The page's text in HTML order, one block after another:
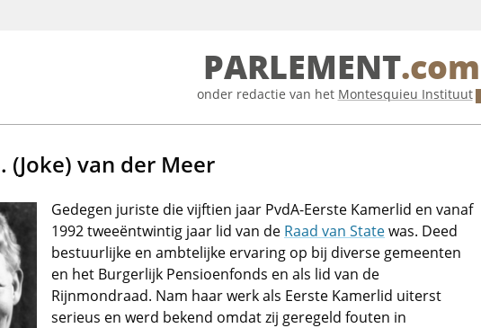
PARLEMENT.com
onder redactie van het Montesquieu Instituut
(Joke) van der Meer
Gedegen juriste die vijftien jaar PvdA-Eerste Kamerlid en vanaf
1992 tweeëntwintig jaar lid van de Raad van Statewas. Deed
bestuurlijke en ambtelijke ervaring op bij diverse gemeenten
en het Burgerlijk Pensioenfonds en als lid van de
Rijnmondraad. Nam haar werk als Eerste Kamerlid uiterst
serieus en werd bekend omdat zij geregeld fouten in